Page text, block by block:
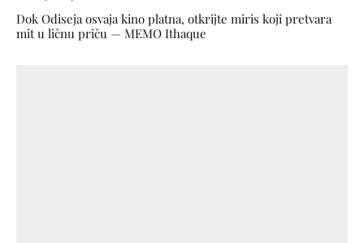
Dok Odiseja osvaja kino platna, otkrijte miris koji pretvara
mit u ličnu priču — MEMO Ithaque